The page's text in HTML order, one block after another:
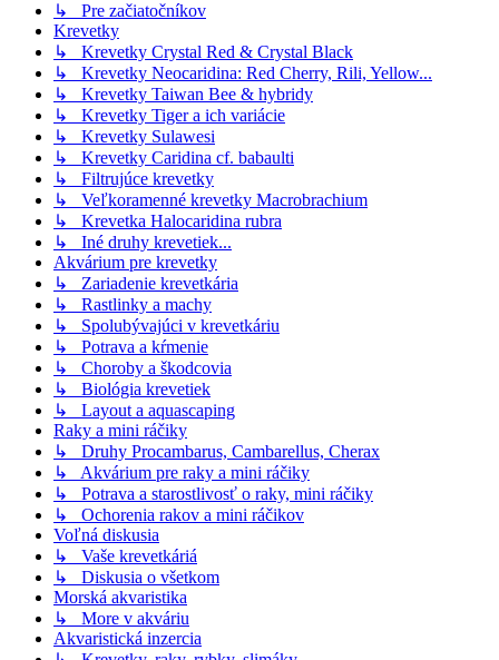
↳ Pre začiatočníkov
Krevetky
↳ Krevetky Crystal Red & Crystal Black
↳ Krevetky Neocaridina: Red Cherry, Rili, Yellow...
↳ Krevetky Taiwan Bee & hybridy
↳ Krevetky Tiger a ich variácie
↳ Krevetky Sulawesi
↳ Krevetky Caridina cf. babaulti
↳ Filtrujúce krevetky
↳ Veľkoramenné krevetky Macrobrachium
↳ Krevetka Halocaridina rubra
↳ Iné druhy krevetiek...
Akvárium pre krevetky
↳ Zariadenie krevetkária
↳ Rastlinky a machy
↳ Spolubývajúci v krevetkáriu
↳ Potrava a kŕmenie
↳ Choroby a škodcovia
↳ Biológia krevetiek
↳ Layout a aquascaping
Raky a mini ráčiky
↳ Druhy Procambarus, Cambarellus, Cherax
↳ Akvárium pre raky a mini ráčiky
↳ Potrava a starostlivosť o raky, mini ráčiky
↳ Ochorenia rakov a mini ráčikov
Voľná diskusia
↳ Vaše krevetkáriá
↳ Diskusia o všetkom
Morská akvaristika
↳ More v akváriu
Akvaristická inzercia